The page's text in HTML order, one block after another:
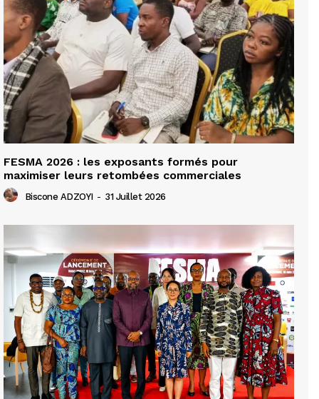
FESMA 2026 : les exposants formés pour
maximiser leurs retombées commerciales
Biscone ADZOYI - 31 Juillet 2026